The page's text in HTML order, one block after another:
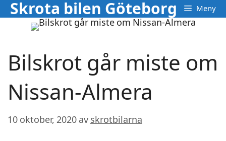
Hoppa
till
Skrota bilen Göteborg Meny
Bilskrot går miste om
Nissan-Almera
10 oktober, 2020 av skrotbilarna